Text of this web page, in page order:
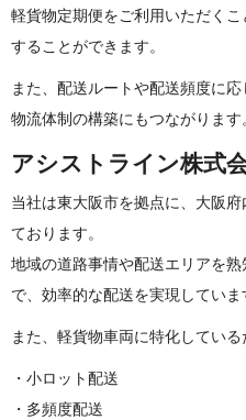
軽貨物定期便をご利用いただく
することがで き ま す 。
また、配送ルートや配送頻度に
物流体制の構築にもつなが り ま す 。
アシストライン株式会
当社は東大阪市を拠点に、大阪
ております。
地域の道路事情や配送エリアを
で、効率的な配送を実現していま
また、軽貨物車両に特化してい る た
・小ロット配送
・多頻度配送